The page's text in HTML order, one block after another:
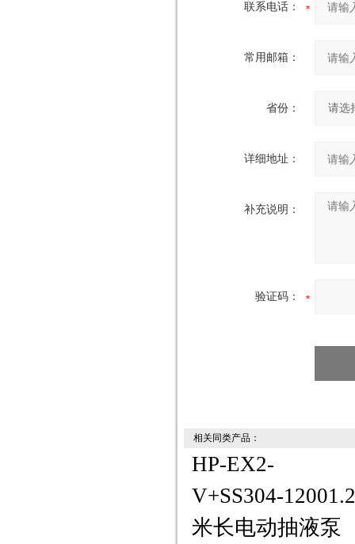
联系电话：
常用邮箱：
省份：
详细地址：
补充说明：
验证码：
相关同类产品：
HP-EX2-
V+SS304-12001.2
米长电动抽液泵